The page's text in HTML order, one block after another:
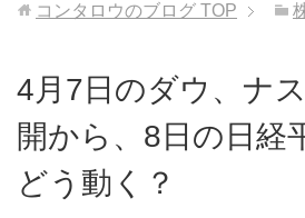
コンタロウのブログ TOP
4月7日のダウ、ナ
開から、8日の日経
どう動く？